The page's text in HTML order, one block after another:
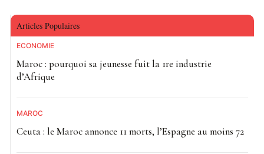
Articles Populaires
ECONOMIE
Maroc : pourquoi sa jeunesse fuit la 1re industrie
d’Afrique
MAROC
Ceuta : le Maroc annonce 11 morts, l’Espagne au moins 72